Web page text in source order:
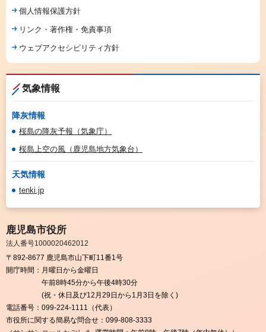
個人情報保護方針
リンク・著作権・免責事項
ウェブアクセシビリティ方針
気象情報
降灰情報
桜島の降灰予報（気象庁）
桜島上空の風（鹿児島地方気象台）
天気情報
tenki.jp
鹿児島市役所
法人番号1000020462012
〒892-8677 鹿児島市山下町11番1号
開庁時間： 月曜日から金曜日
午前8時45分から午後4時30分
(祝・休日及び12月29日から1月3日を除く)
電話番号： 099-224-1111（代表）
市役所に関する簡易な問合せ： 099-808-3333